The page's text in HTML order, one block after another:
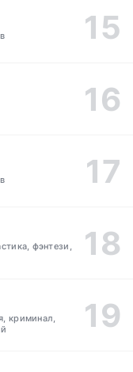
фэнтези,
криминал,